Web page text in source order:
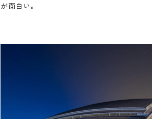
が面白い。